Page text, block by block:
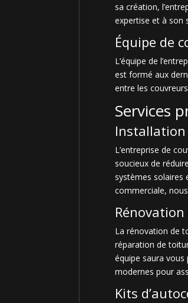
sa création,
expertise et à son
Équipe de
L’équipe de
est formé aux
entre les
Services
Installation
L’entreprise de
soucieux de
systèmes solaires
commerciale,
La rénovation de
réparation de
équipe saura
modernes pour
Kits